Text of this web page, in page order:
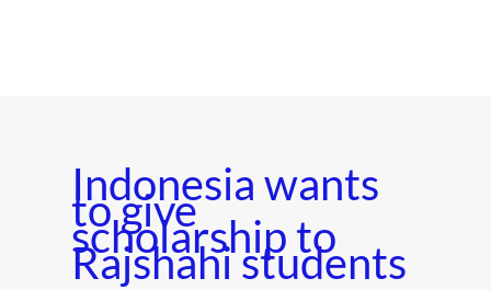
Indonesia wants
to give
scholarship to
Rajshahi students